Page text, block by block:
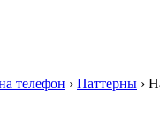
телефон › Паттерны ›